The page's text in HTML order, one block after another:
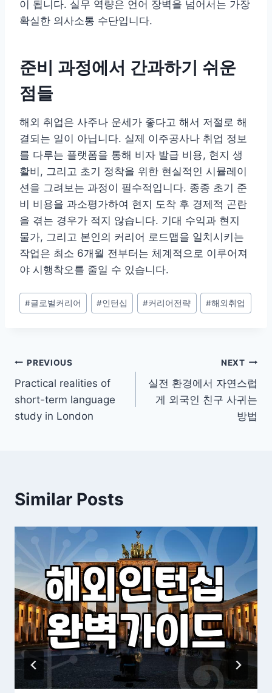
이 됩니다. 실무 역량은 언어 장벽을 넘어서는 가장
확실한 의사소통 수단입니다.
준비 과정에서 간과하기 쉬운
점들
해외 취업은 사주나 운세가 좋다고 해서 저절로 해
결되는 일이 아닙니다. 실제 이주공사나 취업 정보
를 다루는 플랫폼을 통해 비자 발급 비용, 현지 생
활비, 그리고 초기 정착을 위한 현실적인 시뮬레이
션을 그려보는 과정이 필수적입니다. 종종 초기 준
비 비용을 과소평가하여 현지 도착 후 경제적 곤란
을 겪는 경우가 적지 않습니다. 기대 수익과 현지
물가, 그리고 본인의 커리어 로드맵을 일치시키는
작업은 최소 6개월 전부터는 체계적으로 이루어져
야 시행착오를 줄일 수 있습니다.
Post
Tags:
#글로벌커리어 #인턴십 #커리어전략 #해외취업
Post
navigation
PREVIOUS
Practical realities of
short-term language
study in London
NEXT
실전 환경에서 자연스럽
게 외국인 친구 사귀는
방법
Similar Posts